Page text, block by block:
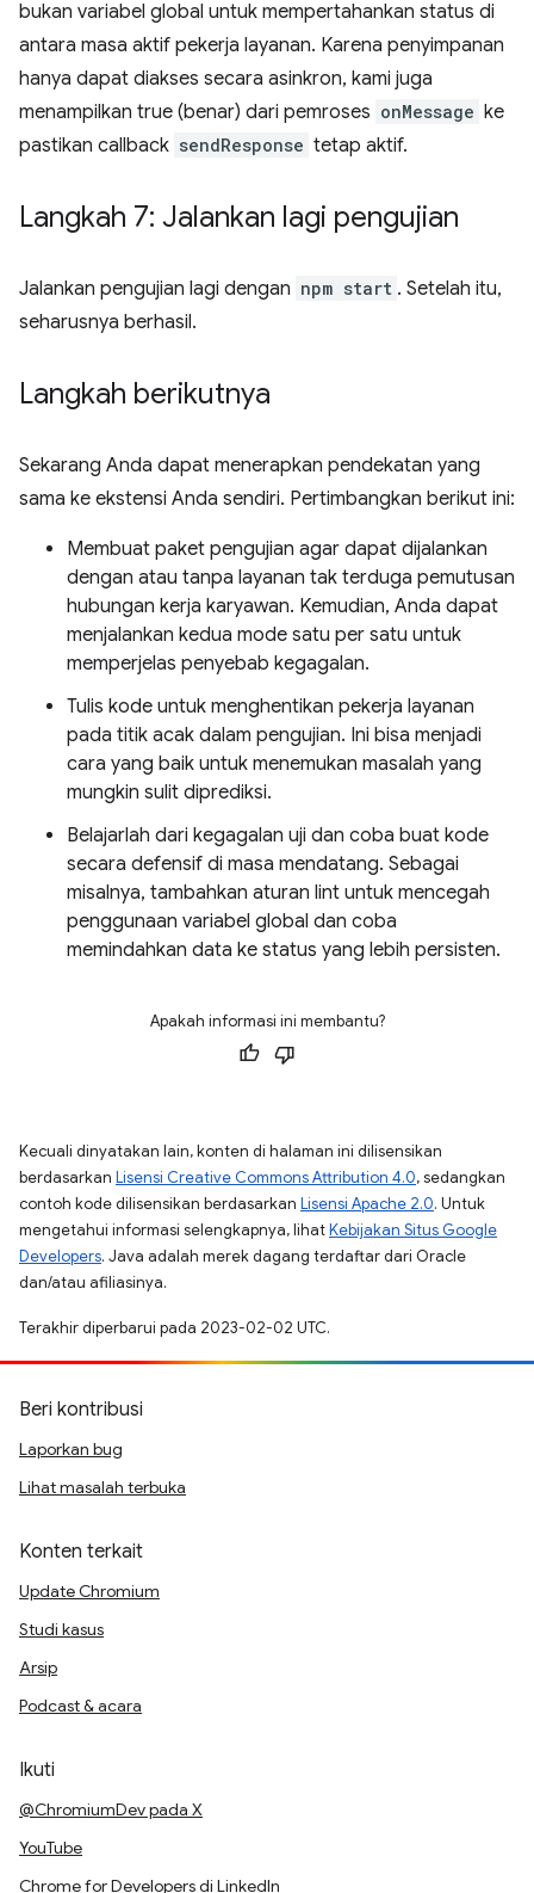
bukan variabel global untuk mempertahankan status di
antara masa aktif pekerja layanan. Karena penyimpanan
hanya dapat diakses secara asinkron, kami juga
menampilkan true (benar) dari pemroses onMessage ke
pastikan callback sendResponse tetap aktif.
Langkah 7: Jalankan lagi pengujian
Jalankan pengujian lagi dengan npm start . Setelah itu,
seharusnya berhasil.
Langkah berikutnya
Sekarang Anda dapat menerapkan pendekatan yang
sama ke ekstensi Anda sendiri. Pertimbangkan berikut ini:
Membuat paket pengujian agar dapat dijalankan
dengan atau tanpa layanan tak terduga pemutusan
hubungan kerja karyawan. Kemudian, Anda dapat
menjalankan kedua mode satu per satu untuk
memperjelas penyebab kegagalan.
Tulis kode untuk menghentikan pekerja layanan
pada titik acak dalam pengujian. Ini bisa menjadi
cara yang baik untuk menemukan masalah yang
mungkin sulit diprediksi.
Belajarlah dari kegagalan uji dan coba buat kode
secara defensif di masa mendatang. Sebagai
misalnya, tambahkan aturan lint untuk mencegah
penggunaan variabel global dan coba
memindahkan data ke status yang lebih persisten.
Apakah informasi ini membantu?
Kecuali dinyatakan lain, konten di halaman ini dilisensikan
berdasarkan Lisensi Creative Commons Attribution 4.0, sedangkan
contoh kode dilisensikan berdasarkan Lisensi Apache 2.0. Untuk
mengetahui informasi selengkapnya, lihatKebijakan Situs Google
Developers. Java adalah merek dagang terdaftar dari Oracle
dan/atau afiliasinya.
Terakhir diperbarui pada 2023-02-02 UTC.
Beri kontribusi
Laporkan bug
Lihat masalah terbuka
Konten terkait
Update Chromium
Studi kasus
Arsip
Podcast & acara
Ikuti
@ChromiumDev pada X
YouTube
Chrome for Developers di LinkedIn